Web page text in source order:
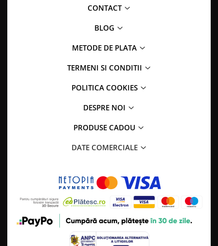
CONTACT
BLOG
METODE DE PLATA
TERMENI SI CONDITII
POLITICA COOKIES
DESPRE NOI
PRODUSE CADOU
DATE COMERCIALE